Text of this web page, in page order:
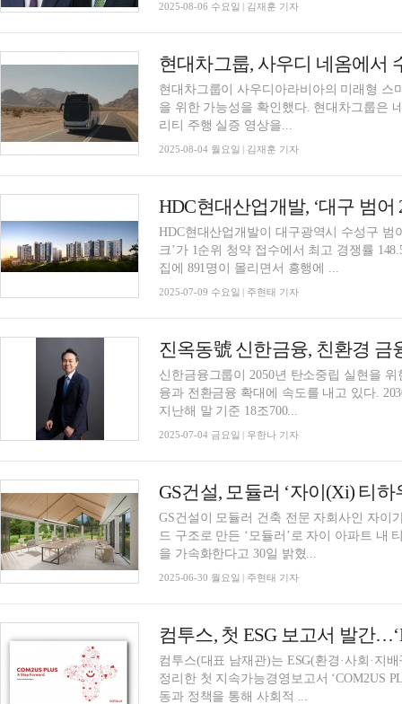
2025-08-06 수요일 | 김재훈 기자
현대차그룹, 사우디 네옴에서
현대차그룹이 사우디아라비아의 미래형 스
을 위한 가능성을 확인했다. 현대차그룹은 네옴 트로제나 지역에서 지난 5월 실시한 수소 모빌
리티 주행 실증 영상을...
2025-08-04 월요일 | 김재훈 기자
HDC현대산업개발이 대구광역시 수성구 범
크’가 1순위 청약 접수에서 최고 경쟁률
집에 891명이 몰리면서 흥행에 ...
2025-07-09 수요일 | 주현태 기자
신한금융그룹이 2050년 탄소중립 실현을 위
융과 전환금융 확대에 속도를 내고 있다.
지난해 말 기준 18조700...
2025-07-04 금요일 | 우한나 기자
GS건설, 모듈러 ‘자이(Xi) 티
GS건설이 모듈러 건축 전문 자회사인 자이
드 구조로 만든 ‘모듈러’로 자이 아파트 내
을 가속화한다고 30일 밝혔...
2025-06-30 월요일 | 주현태 기자
컴투스(대표 남재관)는 ESG(환경·사회·지
정리한 첫 지속가능경영보고서 ‘COM2US PLUS’를
동과 정책을 통해 사회적 ...